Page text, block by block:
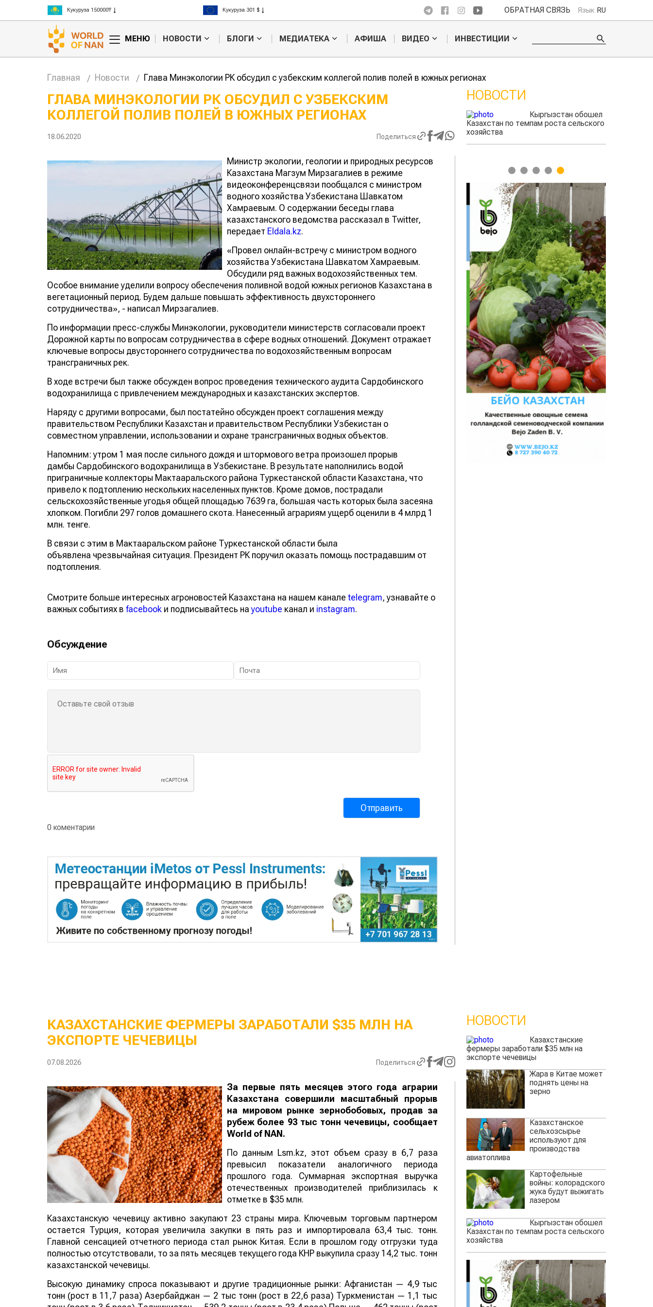
Рис 300000₸
Пшеница 3 класс 125000₸
Рис 408 $
Пшеница 423 $
ОБРАТНАЯ СВЯЗЬ Язык RU
МЕНЮ НОВОСТИ БЛОГИ МЕДИАТЕКА АФИША ВИДЕО ИНВЕСТИЦИИ
Главная Новости Глава Минэкологии РК обсудил с узбекским коллегой полив полей в южных регионах
ГЛАВА МИНЭКОЛОГИИ РК ОБСУДИЛ С УЗБЕКСКИМ
КОЛЛЕГОЙ ПОЛИВ ПОЛЕЙ В ЮЖНЫХ РЕГИОНАХ
18.06.2020 Поделиться
Министр экологии, геологии и природных ресурсов
Казахстана Магзум Мирзагалиев в режиме
видеоконференцсвязи пообщался с министром
водного хозяйства Узбекистана Шавкатом
Хамраевым. О содержании беседы глава
казахстанского ведомства рассказал в Twitter,
передает Eldala.kz.
«Провел онлайн-встречу с министром водного
хозяйства Узбекистана Шавкатом Хамраевым.
Обсудили ряд важных водохозяйственных тем.
Особое внимание уделили вопросу обеспечения поливной водой южных регионов Казахстана в
вегетационный период. Будем дальше повышать эффективность двухстороннего
сотрудничества», - написал Мирзагалиев.
По информации пресс-службы Минэкологии, руководители министерств согласовали проект
Дорожной карты по вопросам сотрудничества в сфере водных отношений. Документ отражает
ключевые вопросы двустороннего сотрудничества по водохозяйственным вопросам
трансграничных рек.
В ходе встречи был также обсужден вопрос проведения технического аудита Сардобинского
водохранилища с привлечением международных и казахстанских экспертов.
Наряду с другими вопросами, был постатейно обсужден проект соглашения между
правительством Республики Казахстан и правительством Республики Узбекистан о
совместном управлении, использовании и охране трансграничных водных объектов.
Напомним: утром 1 мая после сильного дождя и штормового ветра произошел прорыв
дамбы Сардобинского водохранилища в Узбекистане. В результате наполнились водой
приграничные коллекторы Мактааральского района Туркестанской области Казахстана, что
привело к подтоплению нескольких населенных пунктов. Кроме домов, пострадали
сельскохозяйственные угодья общей площадью 7639 га, большая часть которых была засеяна
хлопком. Погибли 297 голов домашнего скота. Нанесенный аграриям ущерб оценили в 4 млрд 1
млн. тенге.
В связи с этим в Мактааральском районе Туркестанской области была
объявлена чрезвычайная ситуация. Президент РК поручил оказать помощь пострадавшим от
подтопления.
Смотрите больше интересных агроновостей Казахстана на нашем канале telegram, узнавайте о
важных событиях в facebook и подписывайтесь наyoutube канал и instagram.
Обсуждение
0 коментарии
НОВОСТИ
Казахстанские
фермеры заработали $35 млн на
экспорте чечевицы
1 2 3 4 5
КАЗАХСТАНСКИЕ ФЕРМЕРЫ ЗАРАБОТАЛИ $35 МЛН НА
ЭКСПОРТЕ ЧЕЧЕВИЦЫ
07.08.2026 Поделиться
За первые пять месяцев этого года аграрии
Казахстана совершили масштабный прорыв
на мировом рынке зернобобовых, продав за
рубеж более 93 тыс тонн чечевицы, сообщает
World of NAN .
По данным Lsm.kz, этот объем сразу в 6,7 раза
превысил показатели аналогичного периода
прошлого года. Суммарная экспортная выручка
отечественных производителей приблизилась к
отметке в $35 млн.
Казахстанскую чечевицу активно закупают 23 страны мира. Ключевым торговым партнером
остается Турция, которая увеличила закупки в пять раз и импортировала 63,4 тыс. тонн.
Главной сенсацией отчетного периода стал рынок Китая. Если в прошлом году отгрузки туда
полностью отсутствовали, то за пять месяцев текущего года КНР выкупила сразу 14,2 тыс. тонн
казахстанской чечевицы.
Высокую динамику спроса показывают и другие традиционные рынки: Афганистан — 4,9 тыс
тонн (рост в 11,7 раза) Азербайджан — 2 тыс тонн (рост в 22,6 раза) Туркменистан — 1,1 тыс
НОВОСТИ
Казахстанские
фермеры заработали $35 млн на
экспорте чечевицы
Жара в Китае может
поднять цены на
зерно
Казахстанское
сельхозсырье
используют для
производства
авиатоплива
Картофельные
войны: колорадского
жука будут выжигать
лазером
Кыргызстан обошел
Казахстан по темпам роста сельского
хозяйства